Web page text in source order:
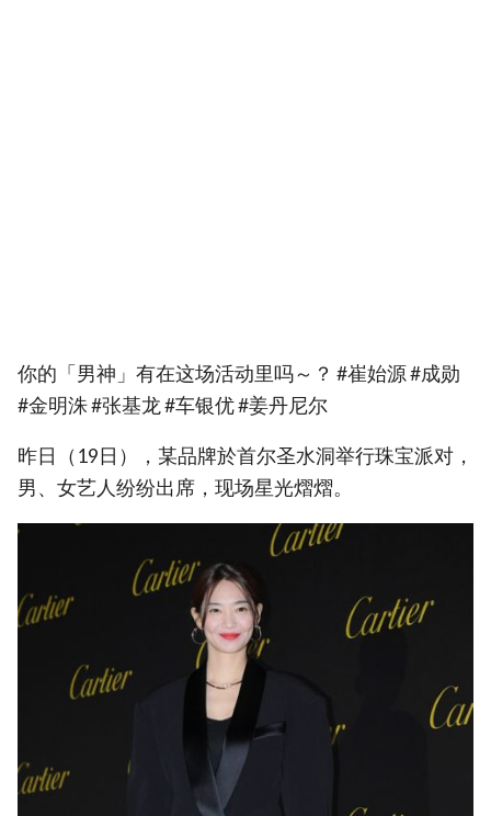
你的「男神」有在这场活动里吗～？ #崔始源 #成勋
#金明洙 #张基龙 #车银优 #姜丹尼尔
昨日（19日），某品牌於首尔圣水洞举行珠宝派对，
男、女艺人纷纷出席，现场星光熠熠。